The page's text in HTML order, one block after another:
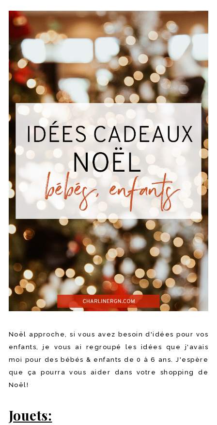
Noël approche, si vous avez besoin d'idées pour vos
enfants, je vous ai regroupé les idées que j'avais
moi pour des bébés & enfants de 0 à 6 ans. J'espère
que ça pourra vous aider dans votre shopping de
Noël!
Jouets: